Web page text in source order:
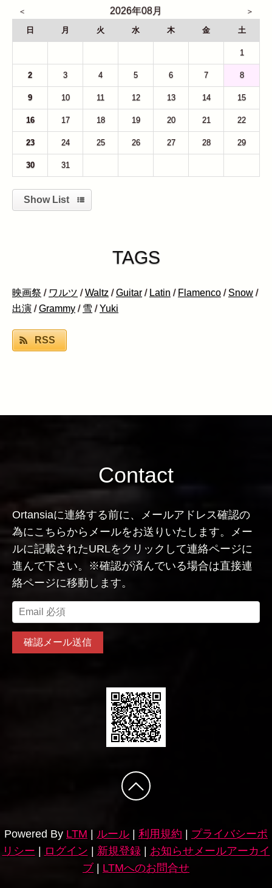
2026年08月
日 月 火 水 木 金 土
1
2 3 4 5 6 7 8
9 10 11 12 13 14 15
16 17 18 19 20 21 22
23 24 25 26 27 28 29
30 31
Show List
TAGS
映画祭 / ワルツ /Waltz /Guitar / Latin / Flamenco /Snow /
出演 /Grammy / 雪 /Yuki
RSS
Contact
Ortansiaに連絡する前に、メールアドレス確認の
為にこちらからメールをお送りいたします。メー
ルに記載されたURLをクリックして連絡ページに
進んで下さい。※確認が済んでいる場合は直接連
絡ページに移動します。
Powered By LTM ルール 利用規約
プライバシーポ
リシー
ログイン 新規登録| お知らせメールアーカイ
ブ
LTMへのお問合せ